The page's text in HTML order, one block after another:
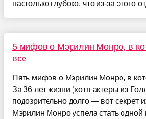
настолько глубоко, что из-за этого
5 мифов о Мэрилин Монро, в
все
Пять мифов о Мэрилин Монро, в
За 36 лет жизни (хотя актеры из
подозрительно долго — вот секрет
Мэрилин Монро успела стать одной